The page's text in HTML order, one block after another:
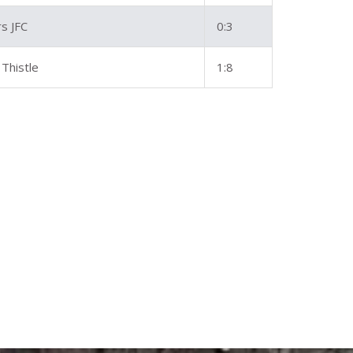
JFC 0:3
Thistle 1:8